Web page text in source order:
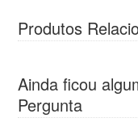
Produtos
Ainda ficou
Pergunta